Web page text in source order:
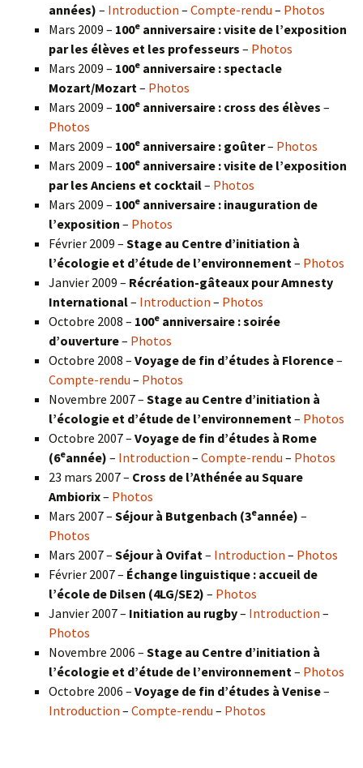
années) – Introduction – Compte-rendu – Photos
Mars 2009 – 100e anniversaire : visite de l’exposition
par les élèves et les professeurs – Photos
Mars 2009 – 100e anniversaire : spectacle
Mozart/Mozart– Photos
Mars 2009 – 100e anniversaire : cross des élèves –
Photos
Mars 2009 – 100e anniversaire : goûter– Photos
Mars 2009 – 100e anniversaire : visite de l’exposition
par les Anciens et cocktail– Photos
Mars 2009 – 100e anniversaire : inauguration de
l’exposition – Photos
Février 2009 – Stage au Centre d’initiation à
l’écologie et d’étude de l’environnement– Photos
Janvier 2009 – Récréation-gâteaux pour Amnesty
International– Introduction – Photos
Octobre 2008 – 100e anniversaire : soirée
d’ouverture– Photos
Octobre 2008 – Voyage de fin d’études à Florence–
Compte-rendu – Photos
Novembre 2007 – Stage au Centre d’initiation à
l’écologie et d’étude de l’environnement– Photos
Octobre 2007 – Voyage de fin d’études à Rome
(6eannée) – Introduction – Compte-rendu – Photos
23 mars 2007 – Cross de l’Athénée au Square
Ambiorix– Photos
Mars 2007 – Séjour à Butgenbach (3eannée) –
Photos
Mars 2007 – Séjour à Ovifat– Introduction – Photos
Février 2007 – Échange linguistique : accueil de
l’école de Dilsen (4LG/SE2) – Photos
Janvier 2007 – Initiation au rugby– Introduction –
Photos
Novembre 2006 – Stage au Centre d’initiation à
l’écologie et d’étude de l’environnement– Photos
Octobre 2006 – Voyage de fin d’études à Venise–
Introduction – Compte-rendu – Photos